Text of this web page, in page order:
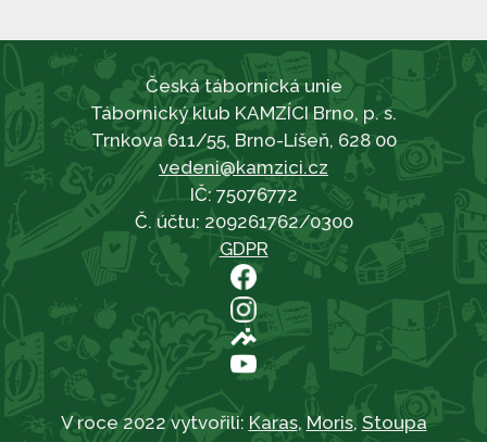
Česká tábornická unie
Tábornický klub KAMZÍCI Brno, p. s.
Trnkova 611/55, Brno-Líšeň, 628 00
vedeni@kamzici.cz
IČ: 75076772
Č. účtu: 209261762/0300
GDPR
V roce 2022 vytvořili: Karas,Moris, Stoupa